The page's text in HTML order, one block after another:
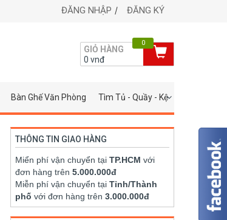
ĐĂNG NHẬP ĐĂNG KÝ
GIỎ HÀNG
0 vnđ
0
Bàn Ghế Văn Phòng Tìm Tủ - Quầy - Kệ
THÔNG TIN GIAO HÀNG
Miển phí vận chuyển tại TP.HCM với
đơn hàng trên 5.000.000đ
Miễn phí vận chuyển tại Tỉnh/Thành
phố với đơn hàng trên 3.000.000đ